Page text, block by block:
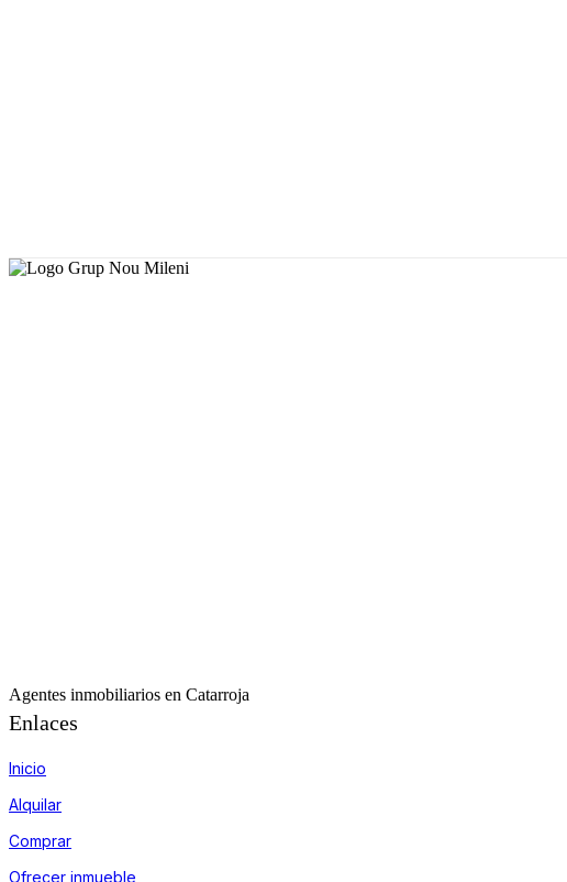
Agentes inmobiliarios en Catarroja
Enlaces
Inicio
Alquilar
Comprar
Ofrecer inmueble